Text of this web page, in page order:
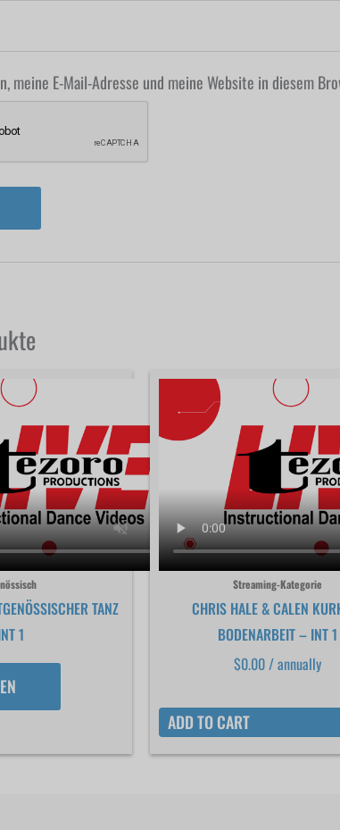
meine E-Mail-Adresse und meine Website in diesem
TANZ
1
Streaming-Kategorie
CHRIS HALE & CALEN
BODENARBEIT – INT 1
$0.00/ annually
ADD TO CART